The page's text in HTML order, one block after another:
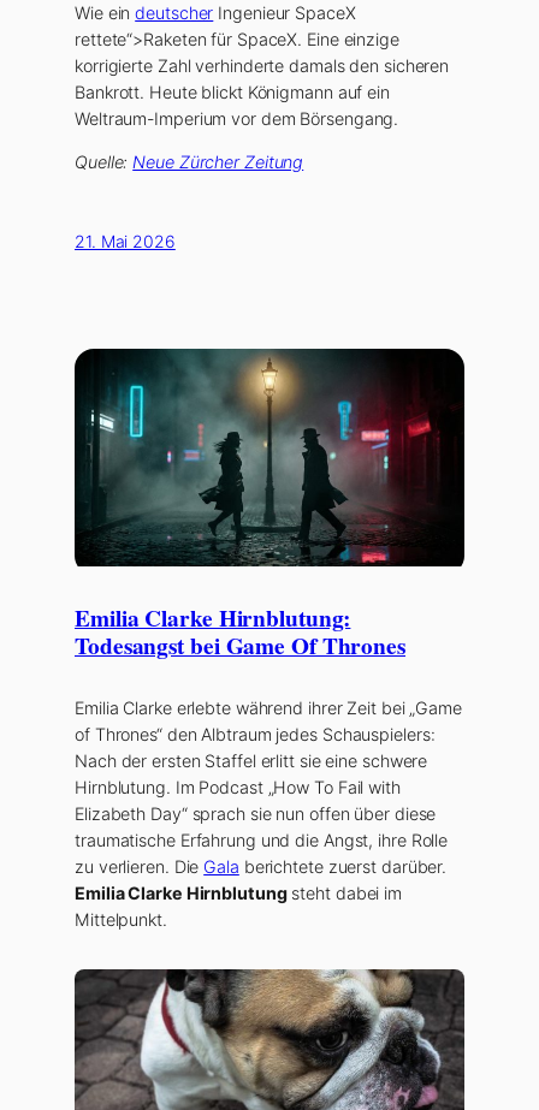
Wie eindeutscher Ingenieur SpaceX
rettete“>Raketen für SpaceX. Eine einzige
korrigierte Zahl verhinderte damals den sicheren
Bankrott. Heute blickt Königmann auf ein
Weltraum-Imperium vor dem Börsengang.
Quelle: Neue Zürcher Zeitung
21. Mai 2026
Emilia Clarke Hirnblutung:
Todesangst bei Game Of Thrones
Emilia Clarke erlebte während ihrer Zeit bei „Game
of Thrones“ den Albtraum jedes Schauspielers:
Nach der ersten Staffel erlitt sie eine schwere
Hirnblutung. Im Podcast „How To Fail with
Elizabeth Day“ sprach sie nun offen über diese
traumatische Erfahrung und die Angst, ihre Rolle
zu verlieren. Die Gala berichtete zuerst darüber.
Emilia Clarke Hirnblutungsteht dabei im
Mittelpunkt.